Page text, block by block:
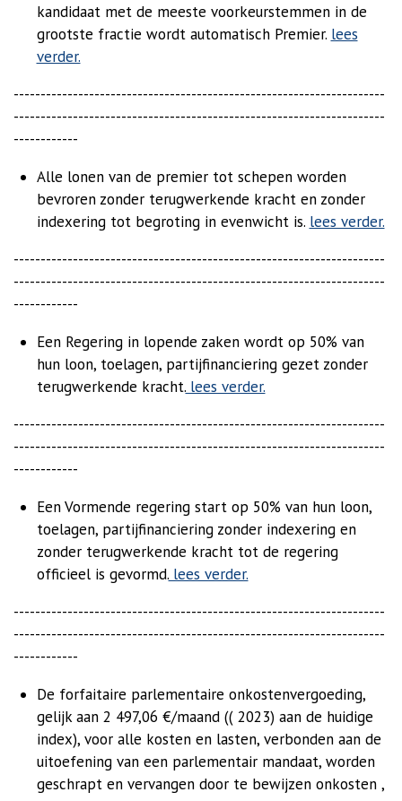
kandidaat met de meeste voorkeurstemmen in de
grootste fractie wordt automatisch Premier. lees
verder.
---------------------------------------------------------------------
---------------------------------------------------------------------
------------
Alle lonen van de premier tot schepen worden
bevroren zonder terugwerkende kracht en zonder
indexering tot begroting in evenwicht is. lees verder.
---------------------------------------------------------------------
---------------------------------------------------------------------
------------
Een Regering in lopende zaken wordt op 50% van
hun loon, toelagen, partijfinanciering gezet zonder
terugwerkende kracht.lees verder.
---------------------------------------------------------------------
---------------------------------------------------------------------
------------
Een Vormende regering start op 50% van hun loon,
toelagen, partijfinanciering zonder indexering en
zonder terugwerkende kracht tot de regering
officieel is gevormd.lees verder.
---------------------------------------------------------------------
---------------------------------------------------------------------
------------
De forfaitaire parlementaire onkostenvergoeding,
gelijk aan 2 497,06 €/maand (( 2023) aan de huidige
index), voor alle kosten en lasten, verbonden aan de
uitoefening van een parlementair mandaat, worden
geschrapt en vervangen door te bewijzen onkosten ,